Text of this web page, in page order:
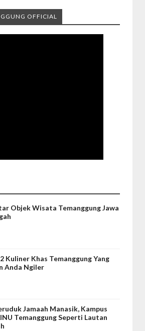
OFFICIAL
Objek Wisata Temanggung Jawa
Kuliner Khas Temanggung Yang
Anda Ngiler
Jamaah Manasik, Kampus
Temanggung Seperti Lautan